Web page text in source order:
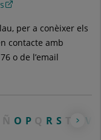
per a conèixer els
contacte amb
o de l’email
O P RS T U V